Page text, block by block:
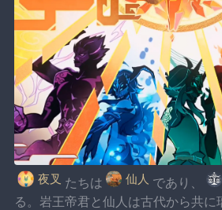
夜叉 たちは 仙人 であり、
る。岩王帝君と仙人は古代から共に